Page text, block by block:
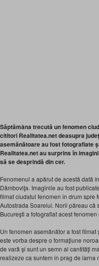
Săptămâna trecută un fenomen
cititori Realitatea.net deasupra
asemănătoare au fost fotografiate
Realitatea.net au surprins în
să se desprindă din cer.
Fenomenul a apărut de acestă dată
Dâmboviţa. Imaginile au fost
filmat ciudatul fenomen în drum spre
Autostrada Soarelui. Norii păreau că
Bucureşti a fotografiat acest
Un fenomen asemănător a fost
este vorba despre o formaţiune
de vară şi sunt un semn al cantităţi
realizeze ca suntem in prag de iarna